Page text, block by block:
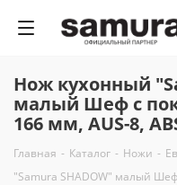
Нож кухонный
малый Шеф с
166 мм, AUS-8,
Главная - Каталог - Ножи -
"Samura SHADOW" малый